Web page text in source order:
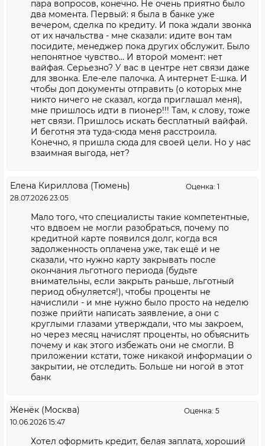
пара вопросов, конечно. Не очень приятно было
два момента. Первый: я была в банке уже
вечером, сделка по кредиту. И пока ждали звонка
от их начальства - мне сказали: идите вон там
посидите, менеджер пока других обслужит. Было
непонятное чувство… И второй момент: нет
вайфая. Серьезно? У вас в центре нет связи даже
для звонка. Еле-еле палочка. А интернет Е-шка. И
чтобы доп документы отправить (о которых мне
никто ничего не сказал, когда приглашал меня),
мне пришлось идти в пионер!!! Там, к слову, тоже
нет связи. Пришлось искать бесплатный вайфай.
И беготня эта туда-сюда меня расстроила.
Конечно, я пришла сюда для своей цели. Но у нас
взаимная выгода, нет?
Елена Кириллова (Тюмень)
Оценка: 1
28.07.2026 23:05
Мало того, что специалисты такие компетентные,
что вдвоем не могли разобраться, почему по
кредитной карте появился долг, когда вся
задолженность оплачена уже, так ещё и не
сказали, что нужно карту закрывать после
окончания льготного периода (будьте
внимательны, если закрыть раньше, льготный
период обнуляется!), чтобы проценты не
начислили - и мне нужно было просто на неделю
позже прийти написать заявление, а они с
круглыми глазами утверждали, что мы закроем,
но через месяц начислят проценты, но объяснить
почему и как этого избежать они не смогли. В
приложении кстати, тоже никакой информации о
закрытии, не отследить. Больше ни ногой в этот
банк
Женёк (Москва)
Оценка: 5
10.06.2026 15:47
Хотел оформить кредит, белая заплата, хороший